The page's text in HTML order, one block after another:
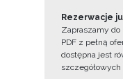
Rezerwacje
Zapraszamy
PDF z pełną
dostępna jest
szczegółowych